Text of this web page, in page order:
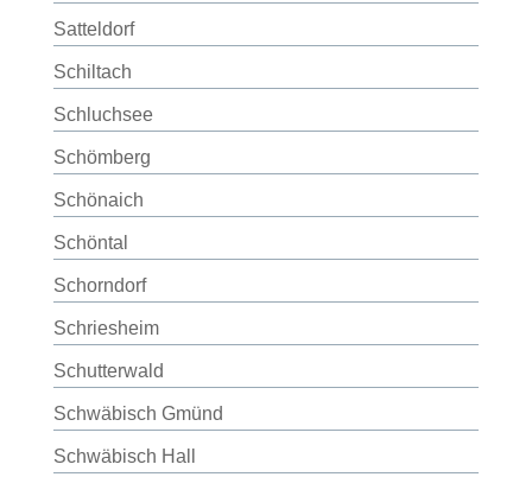
Satteldorf
Schiltach
Schluchsee
Schömberg
Schönaich
Schöntal
Schorndorf
Schriesheim
Schutterwald
Schwäbisch Gmünd
Schwäbisch Hall